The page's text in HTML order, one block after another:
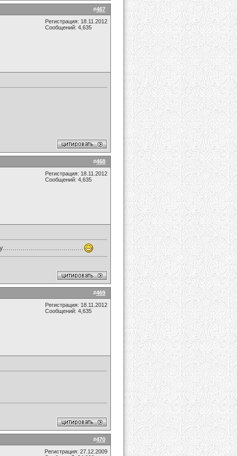
#467
Регистрация: 18.11.2012
Сообщений: 4,635
#468
Регистрация: 18.11.2012
Сообщений: 4,635
#469
Регистрация: 18.11.2012
Сообщений: 4,635
#470
Регистрация: 27.12.2009